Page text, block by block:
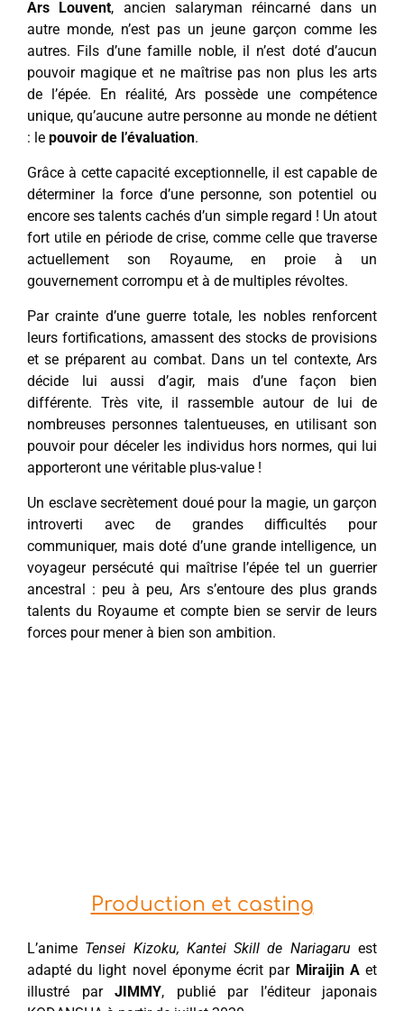
Ars Louvent, ancien salaryman réincarné dans un
autre monde, n’est pas un jeune garçon comme les
autres. Fils d’une famille noble, il n’est doté d’aucun
pouvoir magique et ne maîtrise pas non plus les arts
de l’épée. En réalité, Ars possède une compétence
unique, qu’aucune autre personne au monde ne détient
: le pouvoir de l’évaluation.
Grâce à cette capacité exceptionnelle, il est capable de
déterminer la force d’une personne, son potentiel ou
encore ses talents cachés d’un simple regard ! Un atout
fort utile en période de crise, comme celle que traverse
actuellement son Royaume, en proie à un
gouvernement corrompu et à de multiples révoltes.
Par crainte d’une guerre totale, les nobles renforcent
leurs fortifications, amassent des stocks de provisions
et se préparent au combat. Dans un tel contexte, Ars
décide lui aussi d’agir, mais d’une façon bien
différente. Très vite, il rassemble autour de lui de
nombreuses personnes talentueuses, en utilisant son
pouvoir pour déceler les individus hors normes, qui lui
apporteront une véritable plus-value !
Un esclave secrètement doué pour la magie, un garçon
introverti avec de grandes difficultés pour
communiquer, mais doté d’une grande intelligence, un
voyageur persécuté qui maîtrise l’épée tel un guerrier
ancestral : peu à peu, Ars s’entoure des plus grands
talents du Royaume et compte bien se servir de leurs
forces pour mener à bien son ambition.
Production et casting
L’anime Tensei Kizoku, Kantei Skill de Nariagaru est
adapté du light novel éponyme écrit par Miraijin Aet
illustré par JIMMY, publié par l’éditeur japonais